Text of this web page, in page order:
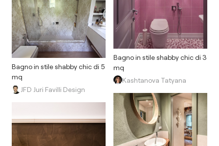
Bagno in stile shabby chic di 5
mq
JFD Juri Favilli Design
Bagno in stile shabby chic di 3
mq
Kashtanova Tatyana